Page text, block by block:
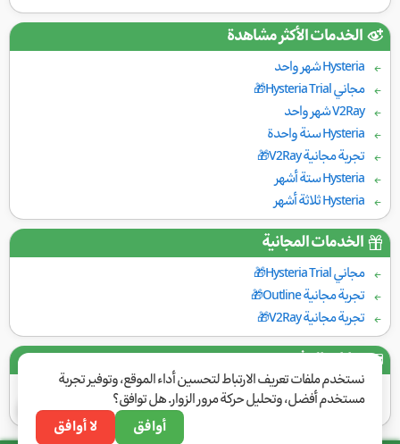
نستخدم ملفات تعريف الارتباط لتحسين أداء الموقع، وتوفير تجربة
مستخدم أفضل، وتحليل حركة مرور الزوار. هل توافق؟
أوافق
لا أوافق
الخدمات الأكثر مشاهدة
Hysteria شهر واحد
مجاني Hysteria Trial🎁
V2Ray شهر واحد
Hysteria سنة واحدة
تجربة مجانية V2Ray🎁
Hysteria ستة أشهر
Hysteria ثلاثة أشهر
الخدمات المجانية
مجاني Hysteria Trial🎁
تجربة مجانية Outline🎁
تجربة مجانية V2Ray🎁
بوابات الدفع